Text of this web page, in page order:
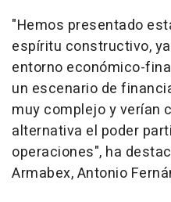
"Hemos presentado
espíritu constructivo,
entorno económico-
un escenario de
muy complejo y verían
alternativa el poder
operaciones", ha
Armabex, Antonio